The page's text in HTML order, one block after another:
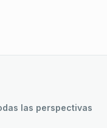
las perspectivas